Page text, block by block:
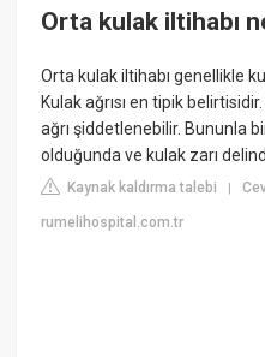
Orta kulak iltihabı
Orta kulak iltihabı genellikle
Kulak ağrısı en tipik
ağrı şiddetlenebilir. Bununla
olduğunda ve kulak zarı
Kaynak kaldırma talebi |
rumelihospital.com.tr